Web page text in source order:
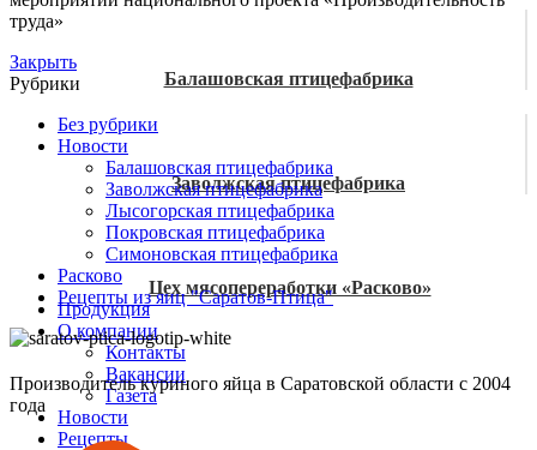
Балашовская птицефабрика
Заволжская птицефабрика
Цех мясопереработки «Расково»
Продукция
О компании
Контакты
Вакансии
Газета
Новости
Рецепты
Закрыть
Рубрики
Без рубрики
Новости
Балашовская птицефабрика
Заволжская птицефабрика
Лысогорская птицефабрика
Покровская птицефабрика
Симоновская птицефабрика
Расково
Рецепты из яиц "Саратов-Птица"
Производитель куриного яйца в Саратовской области с 2004
года